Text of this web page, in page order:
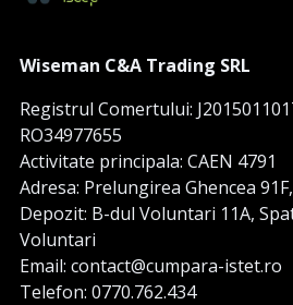
Wiseman C&A Trading SRL
Registrul Comertului:
RO34977655
Activitate principala: CAEN 4791
Adresa: Prelungirea Ghencea
Depozit: B-dul Voluntari 11A,
Voluntari
Email: contact@cumpara-istet.ro
Telefon: 0770.762.434